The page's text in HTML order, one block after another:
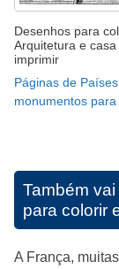
Desenhos para
Arquitetura e casa
imprimir
Páginas de
monumentos
Também
para colorir
A França,